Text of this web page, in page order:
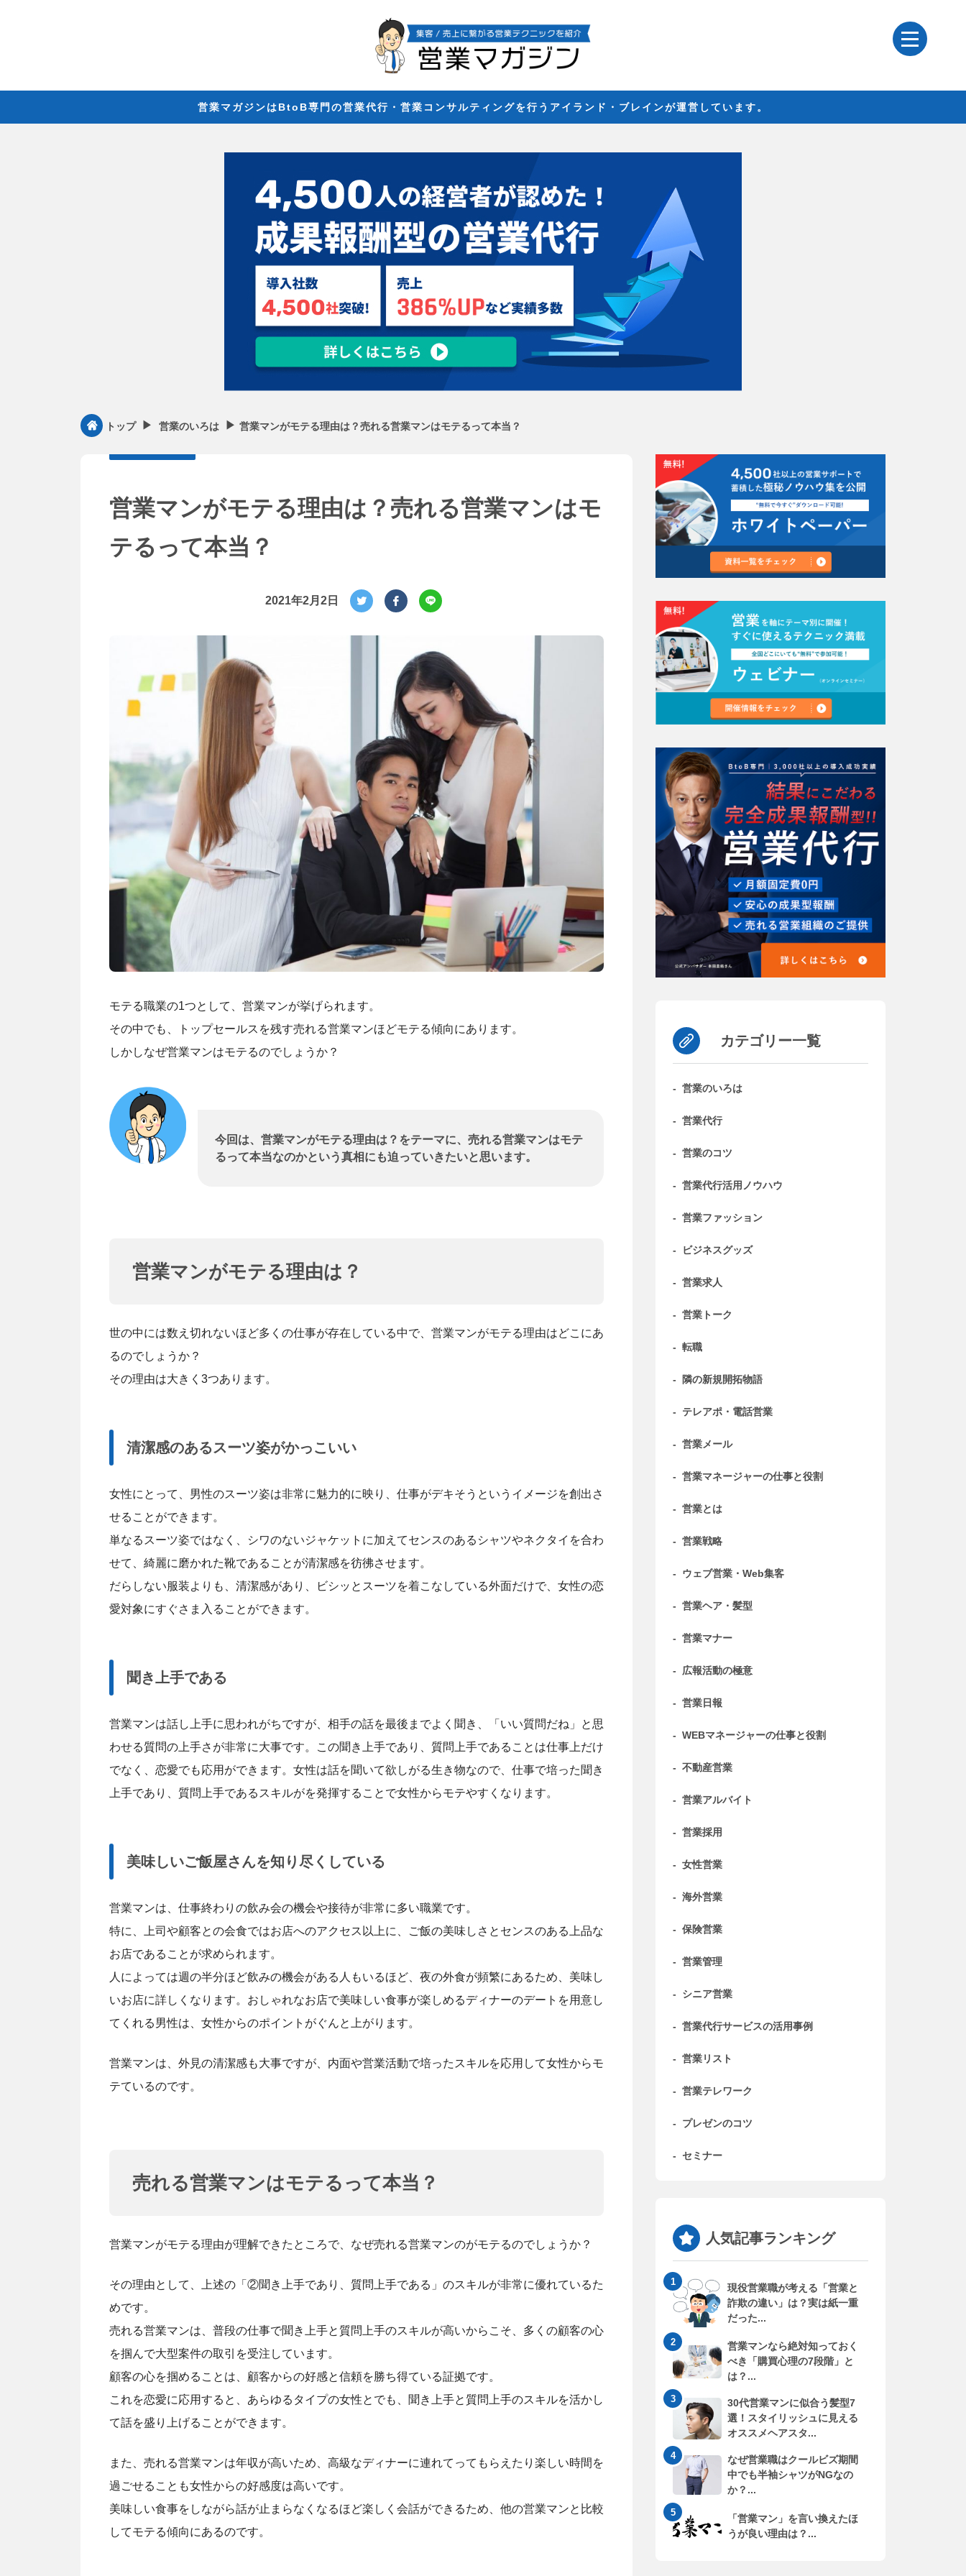
営業マガジンはBtoB専門の営業代行・営業コンサルティングを行うアイランド・ブレインが運営しています。
トップ ▶︎ 営業のいろは ▶︎ 営業マンがモテる理由は？売れる営業マンはモテるって本当？
営業マンがモテる理由は？売れる営業マンはモ
テるって本当？
2021年2月2日
モテる職業の1つとして、営業マンが挙げられます。
その中でも、トップセールスを残す売れる営業マンほどモテる傾向にあります。
しかしなぜ営業マンはモテるのでしょうか？
今回は、営業マンがモテる理由は？をテーマに、売れる営業マンはモテ
るって本当なのかという真相にも迫っていきたいと思います。
営業マンがモテる理由は？
世の中には数え切れないほど多くの仕事が存在している中で、営業マンがモテる理由はどこにあ
るのでしょうか？
その理由は大きく3つあります。
清潔感のあるスーツ姿がかっこいい
女性にとって、男性のスーツ姿は非常に魅力的に映り、仕事がデキそうというイメージを創出さ
せることができます。
単なるスーツ姿ではなく、シワのないジャケットに加えてセンスのあるシャツやネクタイを合わ
せて、綺麗に磨かれた靴であることが清潔感を彷彿させます。
だらしない服装よりも、清潔感があり、ビシッとスーツを着こなしている外面だけで、女性の恋
愛対象にすぐさま入ることができます。
聞き上手である
営業マンは話し上手に思われがちですが、相手の話を最後までよく聞き、「いい質問だね」と思
わせる質問の上手さが非常に大事です。この聞き上手であり、質問上手であることは仕事上だけ
でなく、恋愛でも応用ができます。女性は話を聞いて欲しがる生き物なので、仕事で培った聞き
上手であり、質問上手であるスキルがを発揮することで女性からモテやすくなります。
美味しいご飯屋さんを知り尽くしている
営業マンは、仕事終わりの飲み会の機会や接待が非常に多い職業です。
特に、上司や顧客との会食ではお店へのアクセス以上に、ご飯の美味しさとセンスのある上品な
お店であることが求められます。
人によっては週の半分ほど飲みの機会がある人もいるほど、夜の外食が頻繁にあるため、美味し
いお店に詳しくなります。おしゃれなお店で美味しい食事が楽しめるディナーのデートを用意し
てくれる男性は、女性からのポイントがぐんと上がります。
営業マンは、外見の清潔感も大事ですが、内面や営業活動で培ったスキルを応用して女性からモ
テているのです。
売れる営業マンはモテるって本当？
営業マンがモテる理由が理解できたところで、なぜ売れる営業マンのがモテるのでしょうか？
その理由として、上述の「②聞き上手であり、質問上手である」のスキルが非常に優れているた
めです。
売れる営業マンは、普段の仕事で聞き上手と質問上手のスキルが高いからこそ、多くの顧客の心
を掴んで大型案件の取引を受注しています。
顧客の心を掴めることは、顧客からの好感と信頼を勝ち得ている証拠です。
これを恋愛に応用すると、あらゆるタイプの女性とでも、聞き上手と質問上手のスキルを活かし
て話を盛り上げることができます。
また、売れる営業マンは年収が高いため、高級なディナーに連れてってもらえたり楽しい時間を
過ごせることも女性からの好感度は高いです。
美味しい食事をしながら話が止まらなくなるほど楽しく会話ができるため、他の営業マンと比較
してモテる傾向にあるのです。
カテゴリー一覧
- 営業のいろは
- 営業代行
- 営業のコツ
- 営業代行活用ノウハウ
- 営業ファッション
- ビジネスグッズ
- 営業求人
- 営業トーク
- 転職
- 隣の新規開拓物語
- テレアポ・電話営業
- 営業メール
- 営業マネージャーの仕事と役割
- 営業とは
- 営業戦略
- ウェブ営業・Web集客
- 営業ヘア・髪型
- 営業マナー
- 広報活動の極意
- 営業日報
- WEBマネージャーの仕事と役割
- 不動産営業
- 営業アルバイト
- 営業採用
- 女性営業
- 海外営業
- 保険営業
- 営業管理
- シニア営業
- 営業代行サービスの活用事例
- 営業リスト
- 営業テレワーク
- プレゼンのコツ
- セミナー
人気記事ランキング
現役営業職が考える「営業と
詐欺の違い」は？実は紙一重
だった...
営業マンなら絶対知っておく
べき「購買心理の7段階」と
は？...
30代営業マンに似合う髪型7
選！スタイリッシュに見える
オススメヘアスタ...
なぜ営業職はクールビズ期間
中でも半袖シャツがNGなの
か？...
「営業マン」を言い換えたほ
うが良い理由は？...